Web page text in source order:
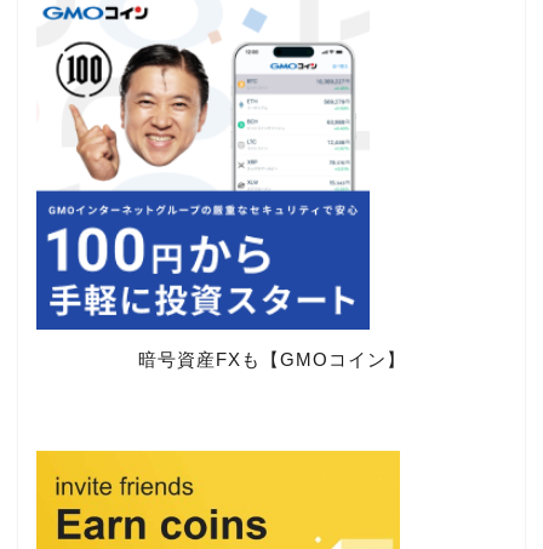
暗号資産FXも【GMOコイン】